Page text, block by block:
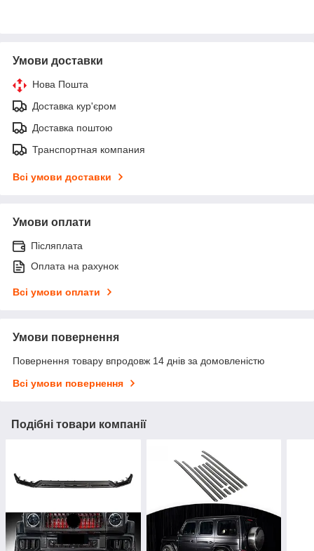
Умови доставки
Нова Пошта
Доставка кур'єром
Доставка поштою
Транспортная компания
Всі умови доставки
Умови оплати
Післяплата
Оплата на рахунок
Всі умови оплати
Умови повернення
Повернення товару впродовж 14 днів за домовленістю
Всі умови повернення
Подібні товари компанії